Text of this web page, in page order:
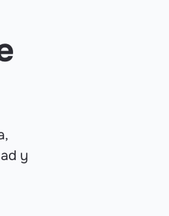
y